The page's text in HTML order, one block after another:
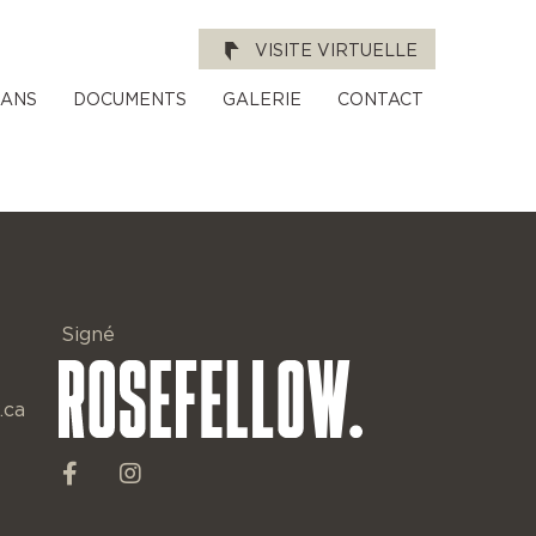
VISITE VIRTUELLE
DOCUMENTS GALERIE CONTACT
Signé